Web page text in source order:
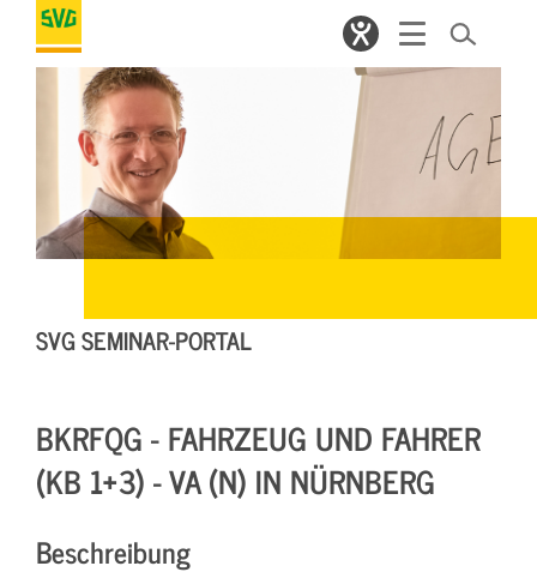
SVG SEMINAR-PORTAL
BKRFQG - FAHRZEUG UND FAHRER
(KB 1+3) - VA (N) IN NÜRNBERG
Beschreibung